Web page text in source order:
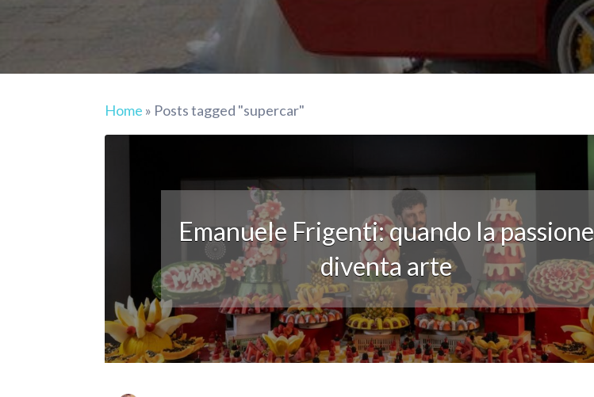
Home » Posts tagged "supercar"
Emanuele Frigenti: quando la passione
diventa arte